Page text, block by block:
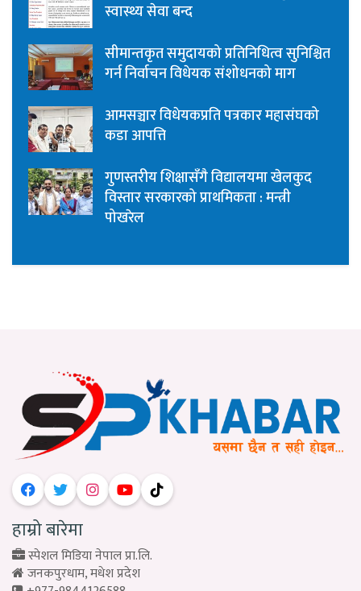
स्वास्थ्य सेवा बन्द
सीमान्तकृत समुदायको प्रतिनिधित्व सुनिश्चित
गर्न निर्वाचन विधेयक संशोधनको माग
आमसञ्चार विधेयकप्रति पत्रकार महासंघको
कडा आपत्ति
गुणस्तरीय शिक्षासँगै विद्यालयमा खेलकुद
विस्तार सरकारको प्राथमिकता : मन्त्री
पोखरेल
हाम्रो बारेमा
स्पेशल मिडिया नेपाल प्रा.लि.
जनकपुरधाम, मधेश प्रदेश